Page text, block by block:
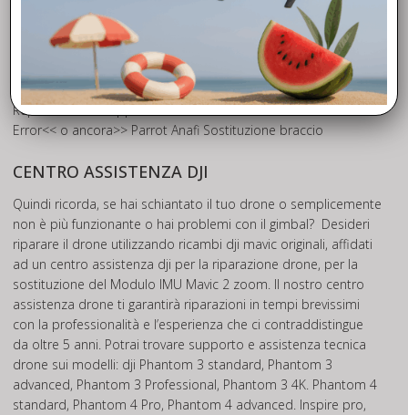
Hai visto i nostri tutorial? Collegati al nostro
canaleYouTube per cercare il video guida che ti potrà essere
utile nella riparazione fai da te del tuo drone ed eseguire in
autonomia una riparazione drone utilizzando i nostri ricambi
DJI. Potrai trovare tutorial come questo: >>SPARK – Shall
Replacement<< oppure >>Phantom3 PRO – Motor ESC
Error<< o ancora>>Parrot Anafi Sostituzione braccio
CENTRO ASSISTENZA DJI
Quindi ricorda, se hai schiantato il tuo drone o semplicemente
non è più funzionante o hai problemi con il gimbal? Desideri
riparare il drone utilizzando ricambi dji mavic originali, affidati
ad un centro assistenza dji per la riparazione drone, per la
sostituzione del Modulo IMU Mavic 2 zoom. Il nostro centro
assistenza drone ti garantirà riparazioni in tempi brevissimi
con la professionalità e l’esperienza che ci contraddistingue
da oltre 5 anni. Potrai trovare supporto e assistenza tecnica
drone sui modelli: dji Phantom 3 standard, Phantom 3
advanced, Phantom 3 Professional, Phantom 3 4K. Phantom 4
standard, Phantom 4 Pro, Phantom 4 advanced. Inspire pro,